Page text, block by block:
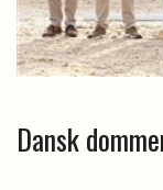
Dansk